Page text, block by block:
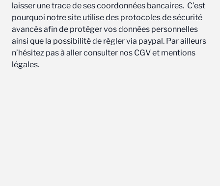
laisser une trace de ses coordonnées bancaires. C’est
pourquoi notre site utilise des protocoles de sécurité
avancés afin de protéger vos données personnelles
ainsi que la possibilité de régler via paypal. Par ailleurs
n’hésitez pas à aller consulter nos CGV et mentions
légales.